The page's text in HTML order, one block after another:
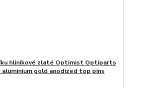
hliníkové zlaté Optimist Optiparts
gold anodized top pins